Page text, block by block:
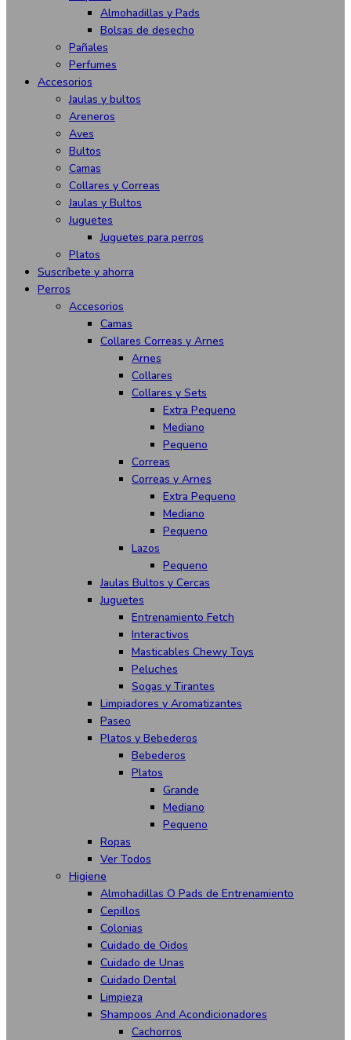
Almohadillas y Pads
Bolsas de desecho
Pañales
Perfumes
Accesorios
Jaulas y bultos
Areneros
Aves
Bultos
Camas
Collares y Correas
Jaulas y Bultos
Juguetes
Juguetes para perros
Platos
Suscríbete y ahorra
Perros
Accesorios
Camas
Collares Correas y Arnes
Arnes
Collares
Collares y Sets
Extra Pequeno
Mediano
Pequeno
Correas
Correas y Arnes
Extra Pequeno
Mediano
Pequeno
Lazos
Pequeno
Jaulas Bultos y Cercas
Juguetes
Entrenamiento Fetch
Interactivos
Masticables Chewy Toys
Peluches
Sogas y Tirantes
Limpiadores y Aromatizantes
Paseo
Platos y Bebederos
Bebederos
Platos
Grande
Mediano
Pequeno
Ropas
Ver Todos
Higiene
Almohadillas O Pads de Entrenamiento
Cepillos
Colonias
Cuidado de Oidos
Cuidado de Unas
Cuidado Dental
Limpieza
Shampoos And Acondicionadores
Cachorros